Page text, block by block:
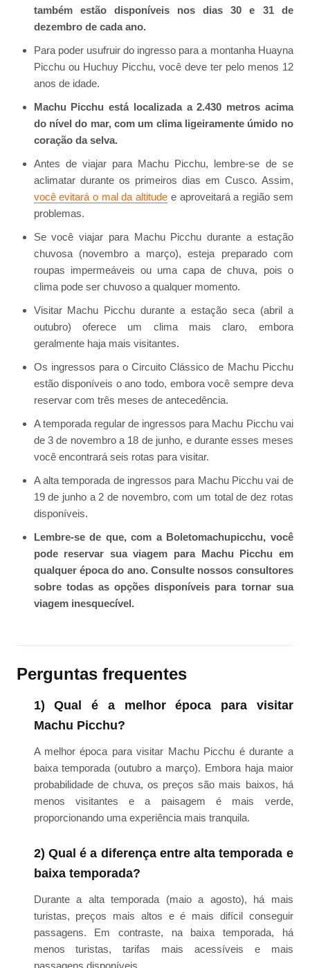
também estão disponíveis nos dias 30 e 31 de
dezembro de cada ano.
Para poder usufruir do ingresso para a montanha Huayna
Picchu ou Huchuy Picchu, você deve ter pelo menos 12
anos de idade.
Machu Picchu está localizada a 2.430 metros acima
do nível do mar, com um clima ligeiramente úmido no
coração da selva.
Antes de viajar para Machu Picchu, lembre-se de se
aclimatar durante os primeiros dias em Cusco. Assim,
você evitará o mal da altitude e aproveitará a região sem
problemas.
Se você viajar para Machu Picchu durante a estação
chuvosa (novembro a março), esteja preparado com
roupas impermeáveis ​​ou uma capa de chuva, pois o
clima pode ser chuvoso a qualquer momento.
Visitar Machu Picchu durante a estação seca (abril a
outubro) oferece um clima mais claro, embora
geralmente haja mais visitantes.
Os ingressos para o Circuito Clássico de Machu Picchu
estão disponíveis o ano todo, embora você sempre deva
reservar com três meses de antecedência.
A temporada regular de ingressos para Machu Picchu vai
de 3 de novembro a 18 de junho, e durante esses meses
você encontrará seis rotas para visitar.
A alta temporada de ingressos para Machu Picchu vai de
19 de junho a 2 de novembro, com um total de dez rotas
disponíveis.
Lembre-se de que, com a Boletomachupicchu, você
pode reservar sua viagem para Machu Picchu em
qualquer época do ano. Consulte nossos consultores
sobre todas as opções disponíveis para tornar sua
viagem inesquecível.
Perguntas frequentes
1) Qual é a melhor época para visitar
Machu Picchu?
A melhor época para visitar Machu Picchu é durante a
baixa temporada (outubro a março). Embora haja maior
probabilidade de chuva, os preços são mais baixos, há
menos visitantes e a paisagem é mais verde,
proporcionando uma experiência mais tranquila.
2) Qual é a diferença entre alta temporada e
baixa temporada?
Durante a alta temporada (maio a agosto), há mais
turistas, preços mais altos e é mais difícil conseguir
passagens. Em contraste, na baixa temporada, há
menos turistas, tarifas mais acessíveis e mais
passagens disponíveis.